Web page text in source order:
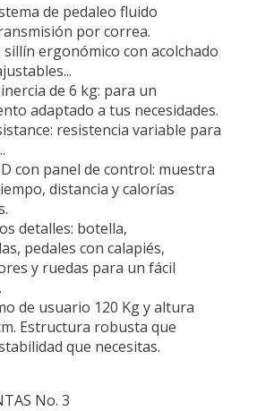
de pedaleo fluido
por correa.
ergonómico con acolchado
de 6 kg: para un
adaptado a tus necesidades.
resistencia variable para
con panel de control: muestra
distancia y calorías
detalles: botella,
pedales con calapiés,
y ruedas para un fácil
de usuario 120 Kg y altura
Estructura robusta que
que necesitas.
No. 3